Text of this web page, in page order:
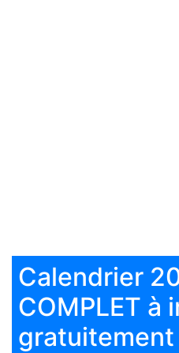
Calendrier
COMPLET à
gratuitement